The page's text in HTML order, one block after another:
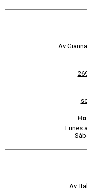
Av
Lunes
Av.